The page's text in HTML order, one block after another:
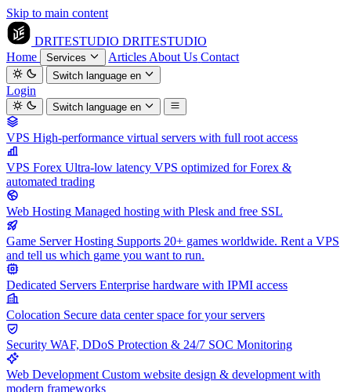
Skip to main content
DRITESTUDIO DRITESTUDIO
Home
Services Articles About Us Contact
Switch languageen
Login
Switch languageen
VPS High-performance virtual servers with full root access
VPS Forex Ultra-low latency VPS optimized for Forex &
automated trading
Web Hosting Managed hosting with Plesk and free SSL
Game Server Hosting Supports 20+ games worldwide. Rent a VPS
and tell us which game you want to run.
Dedicated Servers Enterprise hardware with IPMI access
Colocation Secure data center space for your servers
Security WAF, DDoS Protection & 24/7 SOC Monitoring
Web Development Custom website design & development with
modern frameworks